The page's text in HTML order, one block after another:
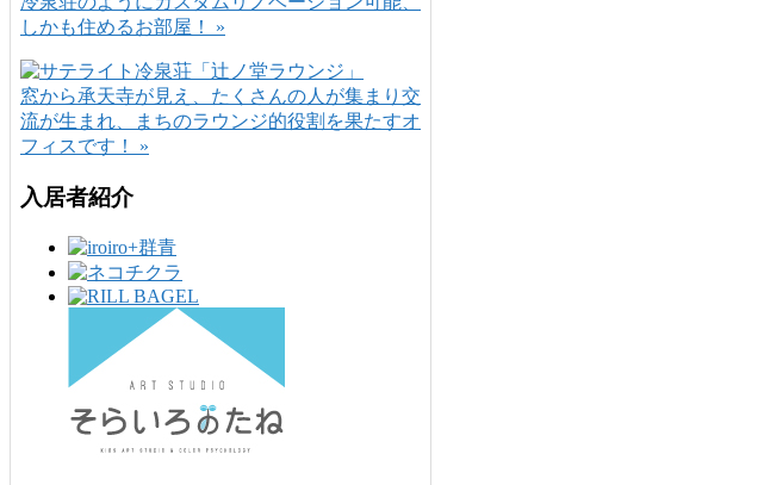
しかも住めるお部屋！ »
窓から承天寺が見え、たくさんの人が集まり交
流が生まれ、まちのラウンジ的役割を果たすオ
フィスです！ »
入居者紹介